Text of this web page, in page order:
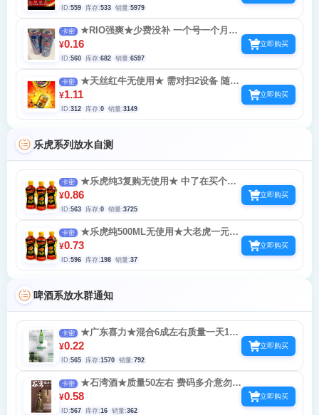
ID:559 库存:533 销量:5979
卡密
★RIO强爽★少费没补 一个号一个月30
次，每天3次就行了
¥0.16
ID:560 库存:682 销量:6597
立即购买
卡密
★天丝红牛无使用★ 需对扫2设备 随机
0.5-1-3-5 首次基本3和5
¥1.11
ID:312 库存:0 销量:3149
立即购买
乐虎系列放水自测
卡密
★乐虎纯3复购无使用★ 中了在买个兑
换 每天10次
¥0.86
ID:563 库存:0 销量:3725
立即购买
卡密
★乐虎纯500ML无使用★大老虎一元乐
¥0.73
ID:596 库存:198 销量:37
立即购买
啤酒系放水群通知
卡密
★广东喜力★混合6成左右质量一天15
次定位广州喜力 玩网络走丢的那种定位深圳
玩
¥0.22
ID:565 库存:1570 销量:792
立即购买
卡密
★石湾酒★质量50左右 费码多介意勿拍
可玩地区广东-海南-广西-江西赣州市 交流群
有回收
¥0.58
ID:567 库存:16 销量:362
立即购买